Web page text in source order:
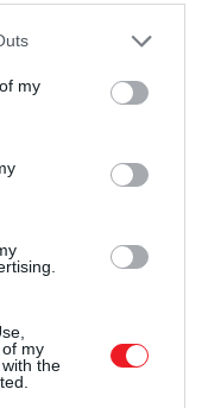
one or more Google
You may click to
third-party tags to
in below Google
my
my
the
elkészül az